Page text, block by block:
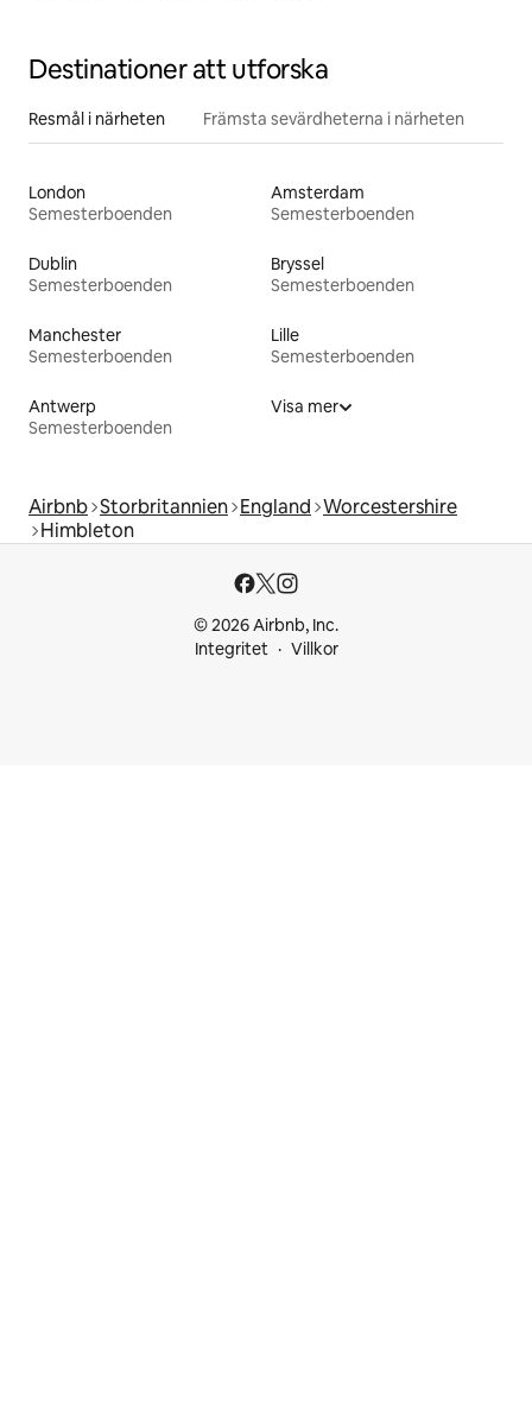
Destinationer att utforska
Resmål i närheten Främsta sevärdheterna i närheten
London
Semesterboenden
Amsterdam
Semesterboenden
Dublin
Semesterboenden
Bryssel
Semesterboenden
Manchester
Semesterboenden
Lille
Semesterboenden
Antwerp
Semesterboenden
Visa mer
Airbnb Storbritannien England Worcestershire
Himbleton
© 2026 Airbnb, Inc.
Integritet
Villkor